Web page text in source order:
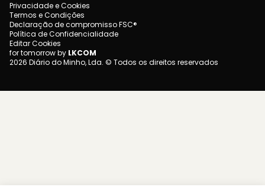
Privacidade e Cookies
Termos e Condições
Declaração de compromisso FSC®
Política de Confidencialidade
Editar Cookies
for tomorrow by LKCOM
2026 Diário do Minho, Lda. © Todos os direitos reservados